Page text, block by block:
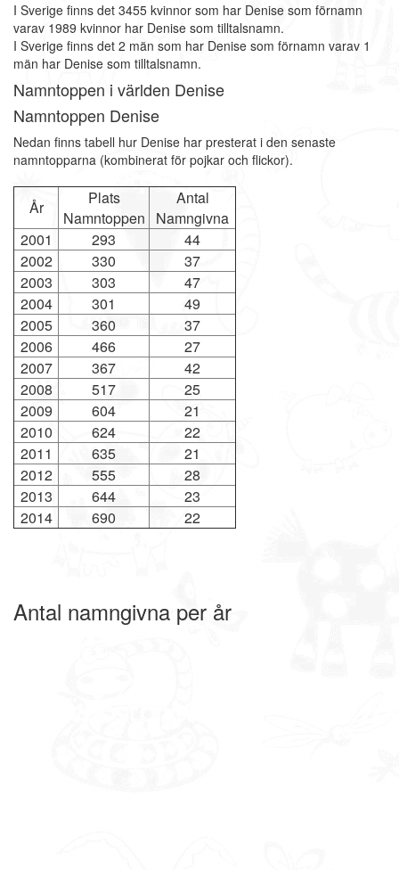
I Sverige finns det 3455 kvinnor som har Denise som förnamn
varav 1989 kvinnor har Denise som tilltalsnamn.
I Sverige finns det 2 män som har Denise som förnamn varav 1
män har Denise som tilltalsnamn.
Namntoppen i världen Denise
Namntoppen Denise
Nedan finns tabell hur Denise har presterat i den senaste
namntopparna (kombinerat för pojkar och flickor).
År
Plats
Namntoppen
Antal
Namngivna
2001
293
44
2002
330
37
2003
303
47
2004
301
49
2005
360
37
2006
466
27
2007
367
42
2008
517
25
2009
604
21
2010
624
22
2011
635
21
2012
555
28
2013
644
23
2014
690 22
Antal namngivna per år